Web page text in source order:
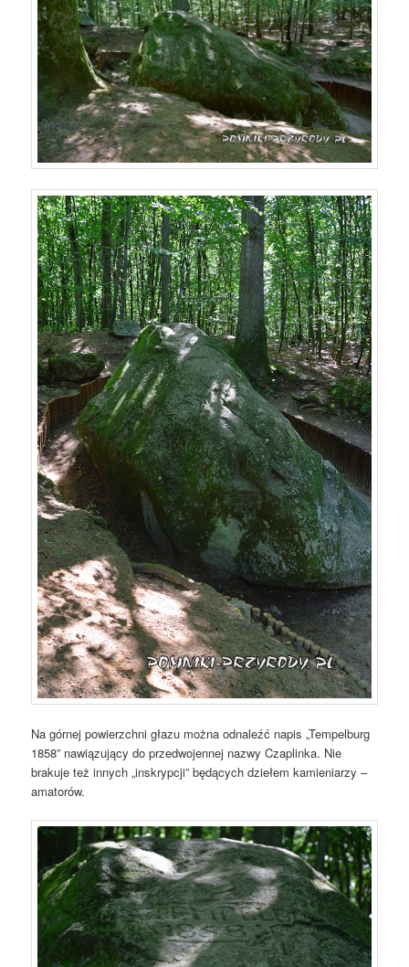
Na górnej powierzchni głazu można odnaleźć napis „Tempelburg
1858” nawiązujący do przedwojennej nazwy Czaplinka. Nie
brakuje też innych „inskrypcji” będących dziełem kamieniarzy –
amatorów.